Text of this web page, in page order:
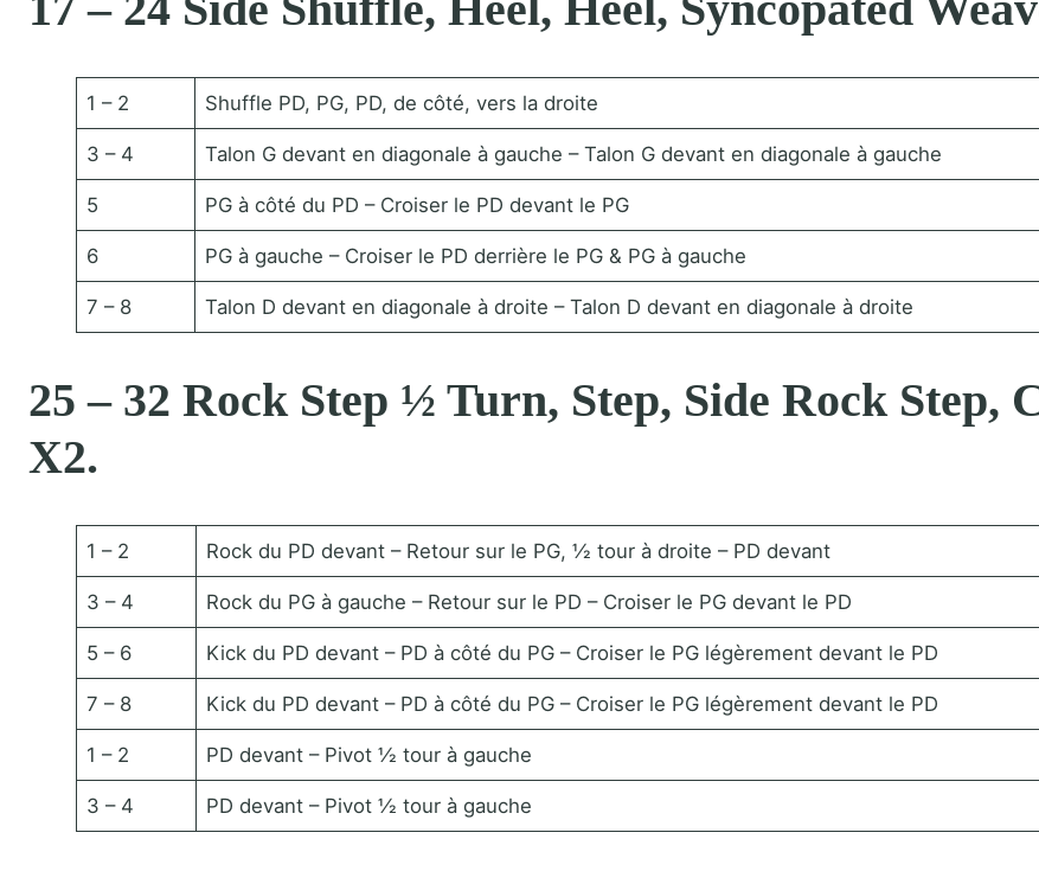
1 – 2 Shuffle PD, PG, PD, de côté, vers la droite
3 – 4 Talon G devant en diagonale à gauche – Talon G devant en diagonale à gauche
5 PG à côté du PD – Croiser le PD devant le PG
6 PG à gauche – Croiser le PD derrière le PG & PG à gauche
7 – 8 Talon D devant en diagonale à droite – Talon D devant en diagonale à droite
25 – 32 Rock Step ½ Turn, Step, Side Rock Step,
X2.
1 – 2 Rock du PD devant – Retour sur le PG, ½ tour à droite – PD devant
3 – 4 Rock du PG à gauche – Retour sur le PD – Croiser le PG devant le PD
5 – 6 Kick du PD devant – PD à côté du PG – Croiser le PG légèrement devant le PD
7 – 8 Kick du PD devant – PD à côté du PG – Croiser le PG légèrement devant le PD
1 – 2 PD devant – Pivot ½ tour à gauche
3 – 4 PD devant – Pivot ½ tour à gauche